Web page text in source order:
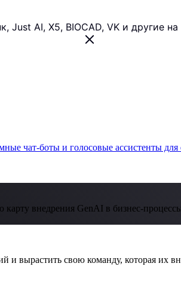
AI, X5, BIOCAD, VK и другие
внедрения GenAI в бизнес-
и вырастить свою команду, которая их